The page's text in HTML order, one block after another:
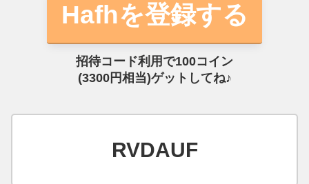
Hafhを登録する
招待コード利用で100コイン
(3300円相当)ゲットしてね♪
RVDAUF